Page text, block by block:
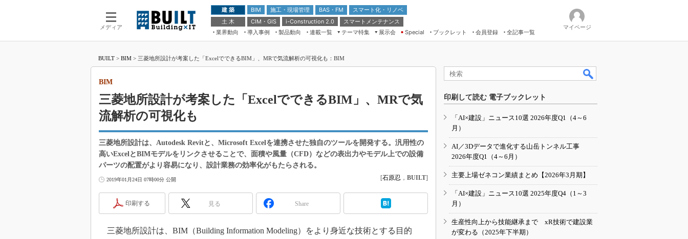
メディア
建 築 BIM 施工・現場管理 BAS・FM
スマート化・リノベ
土 木
CIM・GIS i-Construction 2.0
スマートメンテナンス
業界動向
導入事例 製品動向 連載一覧
テーマ特集
ドローンがもたらす建設業界の“ゲー
ムチェンジ” Ver.2.0
“Society5.0”時代のスマートビル
展示会
第8回 国際 建設・測量展
築・土木・不動産の先端技術展－
メンテナンス・レジリエンスOSAKA
2020
日本 ものづくりワールド 2020
メンテナンス・レジリエンスTOKYO
IGAS2018
Special ブックレット 会員登録 全記事一覧
マイページ
BUILT > BIM > 三菱地所設計が考案した「ExcelでできるBIM」、MRで気流解析の可視化も：BIM
三菱地所設計が考案した「ExcelでできるBIM」、MRで気
流解析の可視化も
BIM
三菱地所設計は、Autodesk Revitと、Microsoft Excelを連携させた独自のツールを開発する。汎用性の
高いExcelとBIMモデルをリンクさせることで、面積や風量（CFD）などの表出力やモデル上での設備
パーツの配置がより容易になり、設計業務の効率化がもたらされる。
2019年01月24日 07時00分 公開 [石原忍 ， BUILT]
印刷する 見る Share
三菱地所設計は、BIM（Building Information Modeling）をより身近な技術とする目的
印刷して読む 電子ブックレット
「AI×建設」ニュース10選 2026年度Q1（4～6
月）
AI／3Dデータで進化する山岳トンネル工事
2026年度Q1（4～6月）
主要上場ゼネコン業績まとめ【2026年3月期】
「AI×建設」ニュース10選 2025年度Q4（1～3
月）
生産性向上から技能継承まで xR技術で建設業
が変わる（2025年下半期）